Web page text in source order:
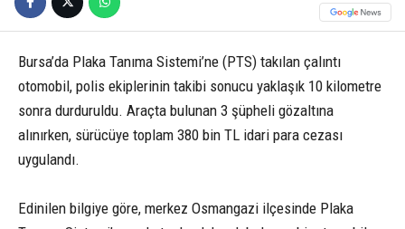
Bursa’da Plaka Tanıma Sistemi’ne (PTS) takılan çalıntı
otomobil, polis ekiplerinin takibi sonucu yaklaşık 10 kilometre
sonra durduruldu. Araçta bulunan 3 şüpheli gözaltına
alınırken, sürücüye toplam 380 bin TL idari para cezası
uygulandı.
Edinilen bilgiye göre, merkez Osmangazi ilçesinde Plaka